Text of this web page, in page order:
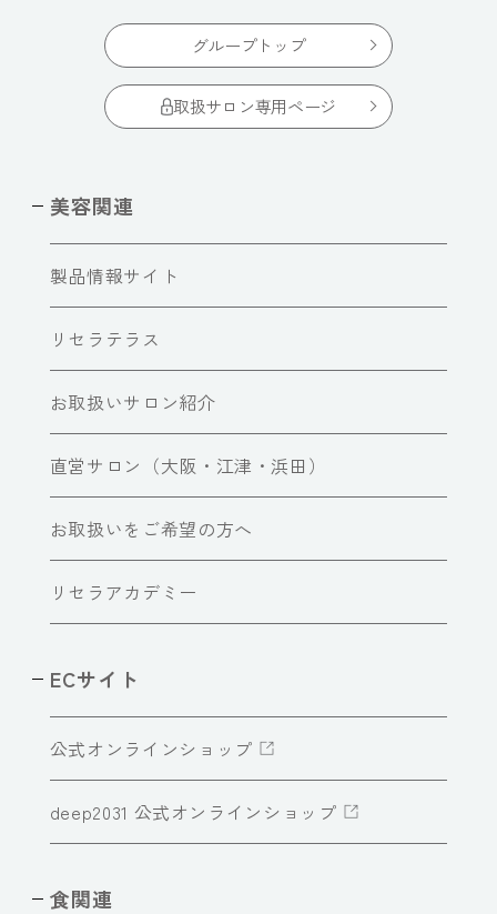
グループトップ
取扱サロン専用ページ
美容関連
製品情報サイト
リセラテラス
お取扱いサロン紹介
直営サロン（大阪・江津・浜田）
お取扱いをご希望の方へ
リセラアカデミー
ECサイト
公式オンラインショップ
deep2031 公式オンラインショップ
食関連